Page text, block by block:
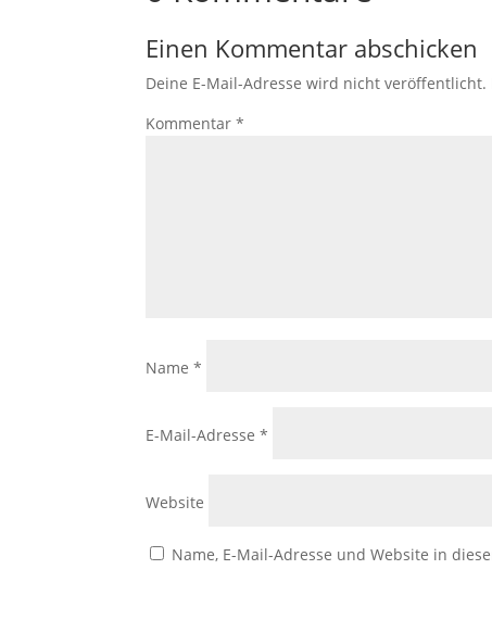
Einen Kommentar abschicken
Deine E-Mail-Adresse wird nicht veröffentlicht.
Kommentar*
Name*
E-Mail-Adresse*
Website
Name, E-Mail-Adresse und Website in